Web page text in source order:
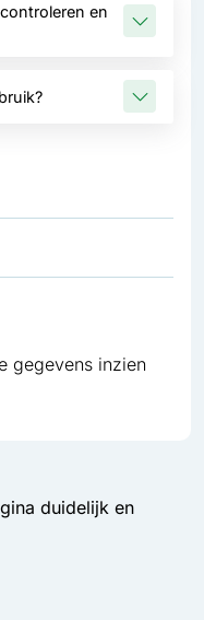
en
gegevens inzien
duidelijk en